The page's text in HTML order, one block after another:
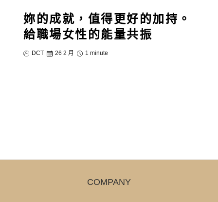
妳的成就，值得更好的加持。
給職場女性的能量共振
DCT 26 2 月 1 minute
COMPANY